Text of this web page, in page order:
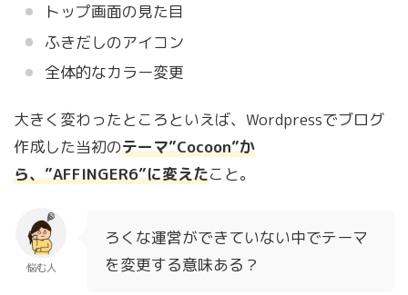
トップ画面の見た目
ふきだしのアイコン
全体的なカラー変更
大きく変わったところといえば、Wordpressでブログ
作成した当初のテーマ”Cocoon”か
ら、”AFFINGER6”に変えたこと。
悩む人
ろくな運営ができていない中でテーマ
を変更する意味ある？